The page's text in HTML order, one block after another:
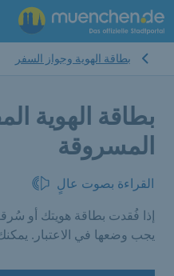
بطاقة الهوية وجواز السفر
بطاقة الهوية
المسروقة
القراءة بصوت عالٍ
إذا فُقدت بطاقة هويتك أو
يجب وضعها في الاعتبار. يمكنك